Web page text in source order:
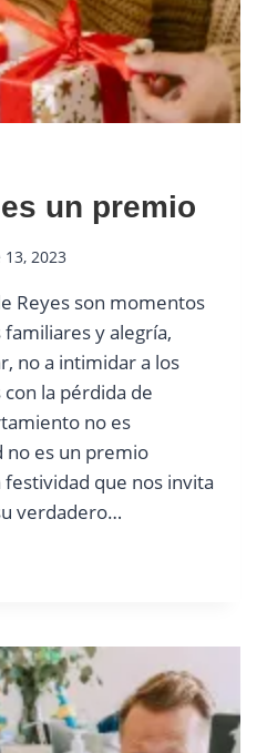
un premio
2023
Reyes son momentos
y alegría,
no a intimidar a los
la pérdida de
no es
no es un premio
festividad que nos invita
verdadero…